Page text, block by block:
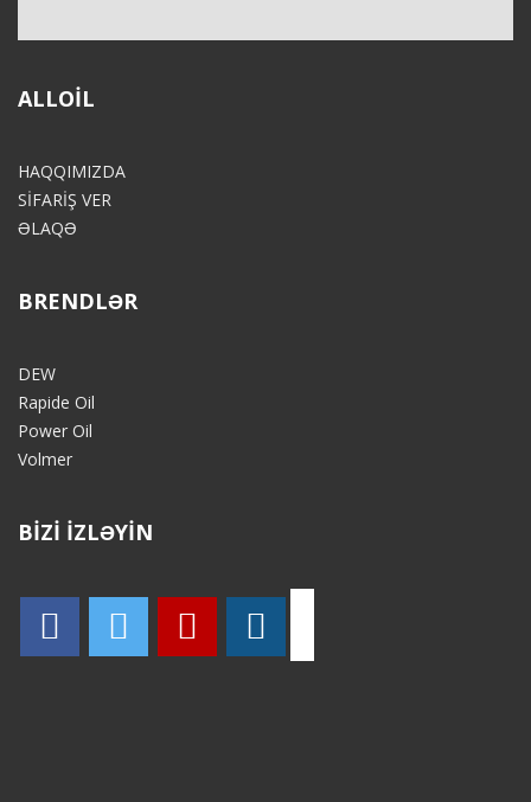
ALLOIL
HAQQIMIZDA
SİFARİŞ VER
ƏLAQƏ
BRENDLƏR
DEW
Rapide Oil
Power Oil
Volmer
BİZİ İZLƏYİN